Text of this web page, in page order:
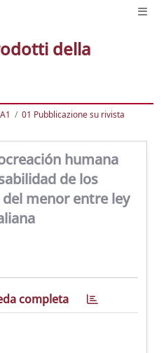
della
01 Pubblicazione su rivista
humana
de los
menor entre ley
completa